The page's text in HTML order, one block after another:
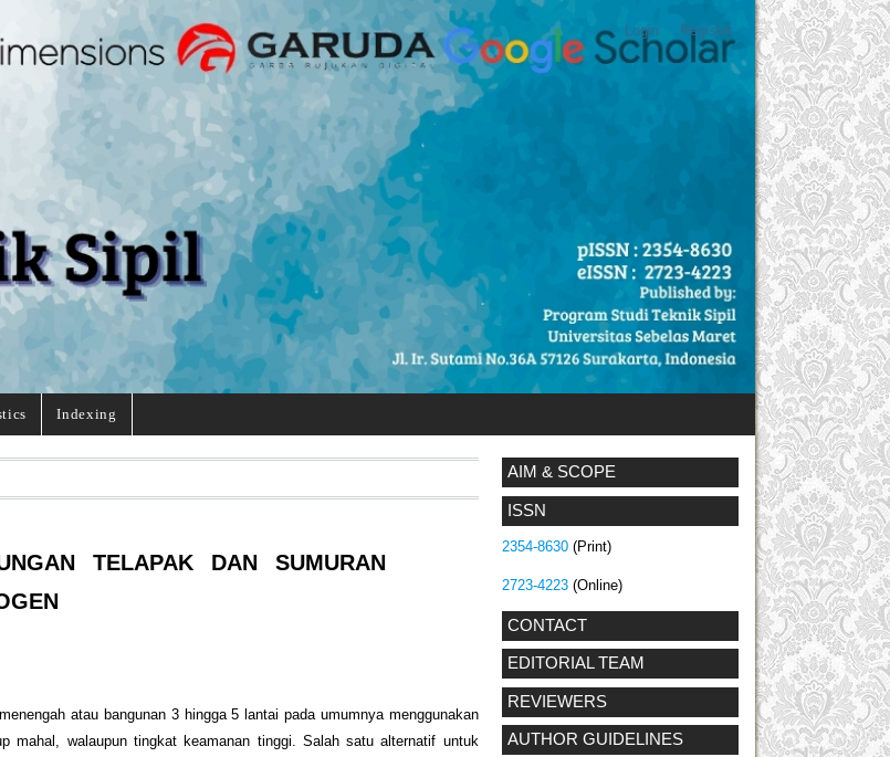
Login Register
Indexing
AIM & SCOPE
ISSN
2354-8630 (Print)
2723-4223 (Online)
CONTACT
EDITORIAL TEAM
REVIEWERS
AUTHOR GUIDELINES
TELAPAK DAN SUMURAN
atau bangunan 3 hingga 5 lantai pada umumnya menggunakan
mahal, walaupun tingkat keamanan tinggi. Salah satu alternatif untuk